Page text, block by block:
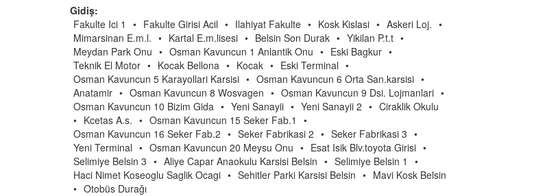
Gidiş:
Fakulte Ici 1
• Fakulte Girisi Acil • Ilahiyat Fakulte • Kosk Kislasi • Askeri Loj. •
Mimarsinan E.m.l. • Kartal E.m.lisesi • Belsin Son Durak • Yikilan P.t.t •
Meydan Park Onu • Osman Kavuncun 1 Anlantik Onu • Eski Bagkur •
Teknik El Motor • Kocak Bellona • Kocak • Eski Terminal •
Osman Kavuncun 5 Karayollari Karsisi • Osman Kavuncun 6 Orta San.karsisi •
Anatamir • Osman Kavuncun 8 Wosvagen • Osman Kavuncun 9 Dsi. Lojmanlari •
Osman Kavuncun 10 Bizim Gida • Yeni Sanayii • Yeni Sanayii 2 • Ciraklik Okulu
• Kcetas A.s. • Osman Kavuncun 15 Seker Fab.1
•
Osman Kavuncun 16 Seker Fab.2 • Seker Fabrikasi 2 • Seker Fabrikasi 3 •
Yeni Terminal • Osman Kavuncun 20 Meysu Onu • Esat Isik Blv.toyota Girisi •
Selimiye Belsin 3 • Aliye Capar Anaokulu Karsisi Belsin • Selimiye Belsin 1
•
Haci Nimet Koseoglu Saglik Ocagi • Sehitler Parki Karsisi Belsin • Mavi Kosk Belsin
• Otobüs Durağı